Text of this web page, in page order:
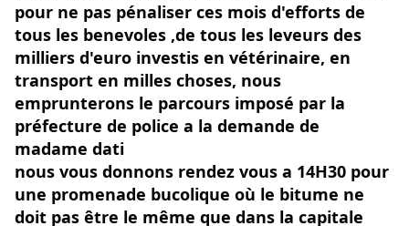
pour ne pas pénaliser ces mois d'efforts de
tous les benevoles ,de tous les leveurs des
milliers d'euro investis en vétérinaire, en
transport en milles choses, nous
emprunterons le parcours imposé par la
préfecture de police a la demande de
madame dati
nous vous donnons rendez vous a 14H30 pour
une promenade bucolique où le bitume ne